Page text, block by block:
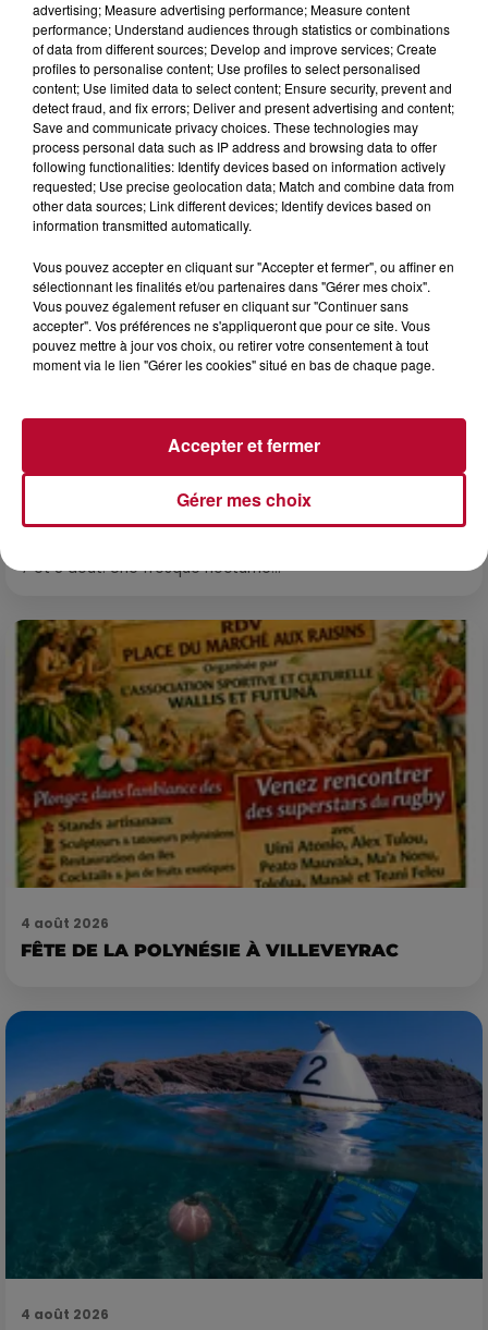
L'actu RTS dans le Sud Voir plus
NÎMES : « LE RÊVE DU GLADIATEUR » INVESTIT
LES ARÈNES CES 3...
Après un franc succès l'été dernier, le spectacle « Le Rêve
7 et 8 août. Une fresque nocturne...
4 août 2026
FÊTE DE LA POLYNÉSIE À VILLEVEYRAC
4 août 2026
advertising; Measure advertising performance; Measure content
performance; Understand audiences through statistics or combinations
of data from different sources; Develop and improve services; Create
profiles to personalise content; Use profiles to select personalised
content; Use limited data to select content; Ensure security, prevent and
detect fraud, and fix errors; Deliver and present advertising and content;
Save and communicate privacy choices. These technologies may
process personal data such as IP address and browsing data to offer
following functionalities: Identify devices based on information actively
requested; Use precise geolocation data; Match and combine data from
other data sources; Link different devices; Identify devices based on
information transmitted automatically.
Vous pouvez accepter en cliquant sur "Accepter et fermer", ou affiner en
sélectionnant les finalités et/ou partenaires dans "Gérer mes choix".
Vous pouvez également refuser en cliquant sur "Continuer sans
accepter". Vos préférences ne s'appliqueront que pour ce site. Vous
pouvez mettre à jour vos choix, ou retirer votre consentement à tout
moment via le lien "Gérer les cookies" situé en bas de chaque page.
Gérer mes choix
Accepter et fermer